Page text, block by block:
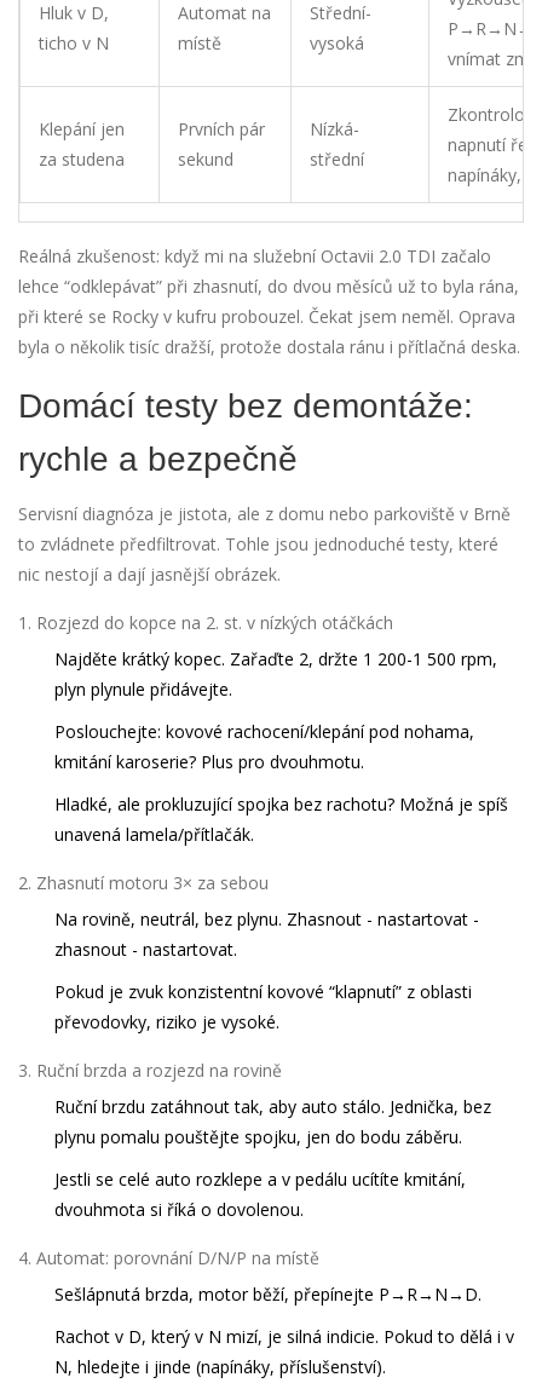
Hluk v D,
ticho v N
Automat na
místě
Střední-
vysoká
vnímat
Klepání jen
za studena
Prvních pár
sekund
Nízká-
střední
napnutí
napínáky,
Reálná zkušenost: když mi na služební Octavii 2.0 TDI začalo
lehce “odklepávat” při zhasnutí, do dvou měsíců už to byla rána,
při které se Rocky v kufru probouzel. Čekat jsem neměl. Oprava
byla o několik tisíc dražší, protože dostala ránu i přítlačná deska.
Domácí testy bez demontáže:
rychle a bezpečně
Servisní diagnóza je jistota, ale z domu nebo parkoviště v Brně
to zvládnete předfiltrovat. Tohle jsou jednoduché testy, které
nic nestojí a dají jasnější obrázek.
Rozjezd do kopce na 2. st. v nízkých otáčkách
Najděte krátký kopec. Zařaďte 2, držte 1 200-1 500 rpm,
plyn plynule přidávejte.
Poslouchejte: kovové rachocení/klepání pod nohama,
kmitání karoserie? Plus pro dvouhmotu.
Hladké, ale prokluzující spojka bez rachotu? Možná je spíš
unavená lamela/přítlačák.
Zhasnutí motoru 3× za sebou
Na rovině, neutrál, bez plynu. Zhasnout - nastartovat -
zhasnout - nastartovat.
Pokud je zvuk konzistentní kovové “klapnutí” z oblasti
převodovky, riziko je vysoké.
Ruční brzda a rozjezd na rovině
Ruční brzdu zatáhnout tak, aby auto stálo. Jednička, bez
plynu pomalu pouštějte spojku, jen do bodu záběru.
Jestli se celé auto rozklepe a v pedálu ucítíte kmitání,
dvouhmota si říká o dovolenou.
Automat: porovnání D/N/P na místě
Sešlápnutá brzda, motor běží, přepínejte P→R→N→D.
Rachot v D, který v N mizí, je silná indicie. Pokud to dělá i v
N, hledejte i jinde (napínáky, příslušenství).